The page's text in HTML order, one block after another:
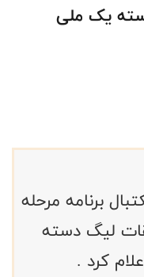
یک ملی
برنامه مرحله
لیگ دسته
کرد .